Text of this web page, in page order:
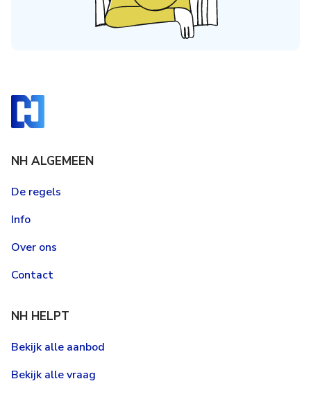
NH ALGEMEEN
De regels
Info
Over ons
Contact
NH HELPT
Bekijk alle aanbod
Bekijk alle vraag
Account aanmaken
Heb je nog geen account, maar wil je die graag